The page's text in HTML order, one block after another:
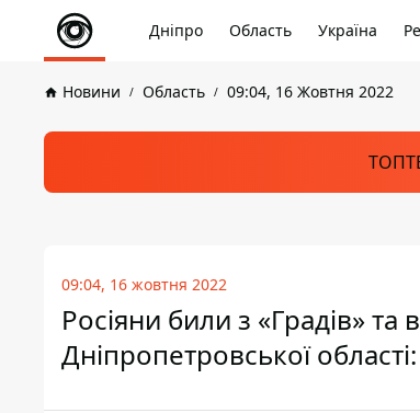
Дніпро Область Україна
Новини Область 09:04, 16 Жовтня 2022
09:04, 16 жовтня 2022
Росіяни били з «Градів» та
Дніпропетровської